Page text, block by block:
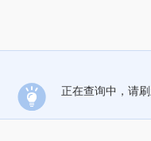
正在查询中，请